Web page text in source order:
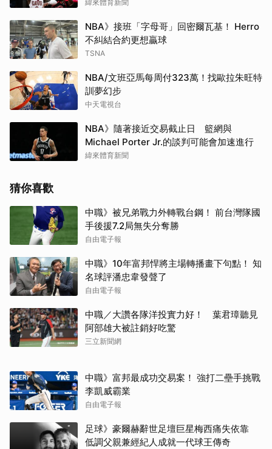
緯來體育新聞
NBA》接班「字母哥」回密爾瓦基！ Herro
不糾結合約更想贏球
TSNA
NBA/文班亞馬每周付323萬！找歐拉朱旺特
訓夢幻步
中天電視台
NBA》隨著接近交易截止日 籃網與
Michael Porter Jr.的談判可能會加速進行
緯來體育新聞
猜你喜歡
中職》被兄弟戰力外轉戰台鋼！ 前台灣隊國
手後援7.2局無失分奪勝
自由電子報
中職》10年富邦悍將主場轉播畫下句點！ 知
名球評潘忠韋發聲了
自由電子報
中職／大讚各隊洋投實力好！ 葉君璋聽見
阿部雄大被註銷好吃驚
三立新聞網
中職》富邦最成功交易案！ 強打二壘手挑戰
李凱威霸業
自由電子報
足球》豪爾赫辭世足壇巨星梅西痛失依靠
低調父親兼經紀人成就一代球王傳奇